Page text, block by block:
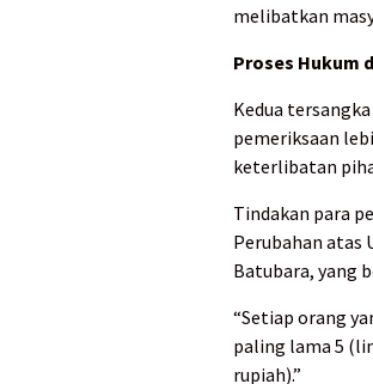
melibatkan
Proses Hukum
Kedua
pemeriksaan
keterlibatan
Tindakan para
Perubahan atas
Batubara, yang
“Setiap orang
paling lama 5
rupiah).”